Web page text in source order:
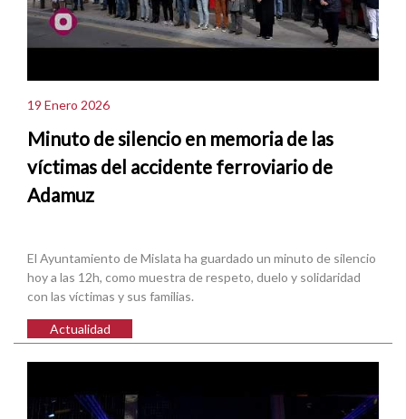
19 Enero 2026
Minuto de silencio en memoria de las
víctimas del accidente ferroviario de
Adamuz
El Ayuntamiento de Mislata ha guardado un minuto de silencio
hoy a las 12h, como muestra de respeto, duelo y solidaridad
con las víctimas y sus familias.
Actualidad